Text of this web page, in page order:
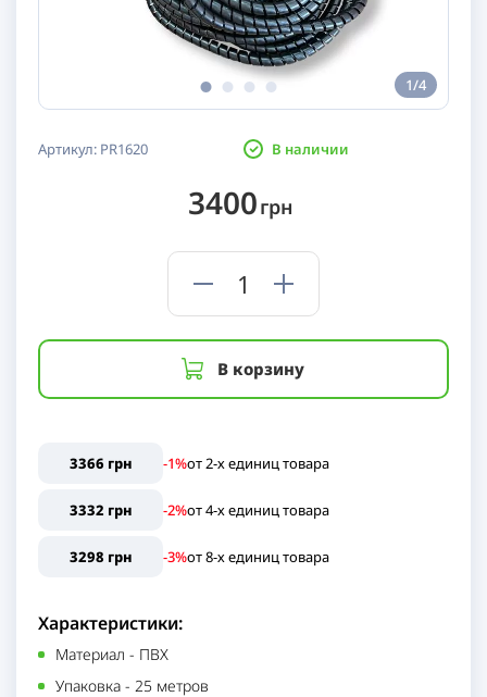
1/4
Артикул: PR1620 В наличии
3400грн
В корзину
3366 грн -1%от2-х едиництовара
3332 грн -2%от4-х едиництовара
3298 грн -3%от8-х едиництовара
Характеристики:
Материал - ПВХ
Упаковка - 25 метров